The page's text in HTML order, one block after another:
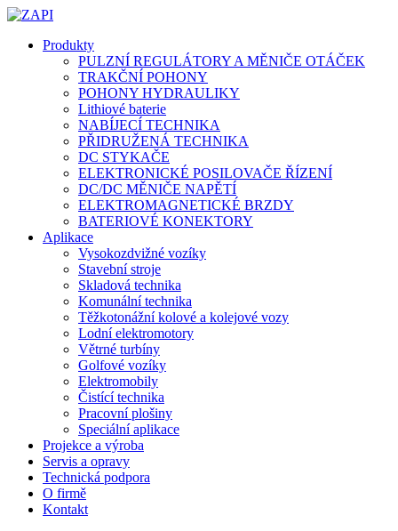
Produkty
PULZNÍ REGULÁTORY A MĚNIČE OTÁČEK
TRAKČNÍ POHONY
POHONY HYDRAULIKY
Lithiové baterie
NABÍJECÍ TECHNIKA
PŘIDRUŽENÁ TECHNIKA
DC STYKAČE
ELEKTRONICKÉ POSILOVAČE ŘÍZENÍ
DC/DC MĚNIČE NAPĚTÍ
ELEKTROMAGNETICKÉ BRZDY
BATERIOVÉ KONEKTORY
Aplikace
Vysokozdvižné vozíky
Stavební stroje
Skladová technika
Komunální technika
Těžkotonážní kolové a kolejové vozy
Lodní elektromotory
Větrné turbíny
Golfové vozíky
Elektromobily
Čistící technika
Pracovní plošiny
Speciální aplikace
Projekce a výroba
Servis a opravy
Technická podpora
O firmě
Kontakt